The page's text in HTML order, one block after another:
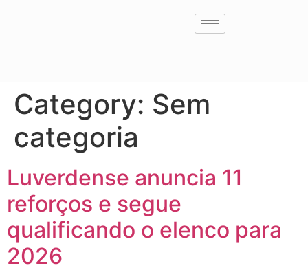
Category: Sem
categoria
Luverdense anuncia 11
reforços e segue
qualificando o elenco para
2026